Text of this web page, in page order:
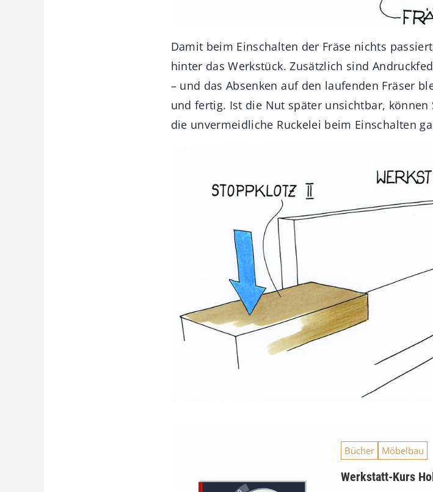
Damit beim Einschalten der Fräse nichts
hinter das Werkstück. Zusätzlich sind
– und das Absenken auf den laufenden Fräser
und fertig. Ist die Nut später unsichtbar,
die unvermeidliche Ruckelei beim Einschalten
Bücher Möbelbau
Werkstatt-Kurs